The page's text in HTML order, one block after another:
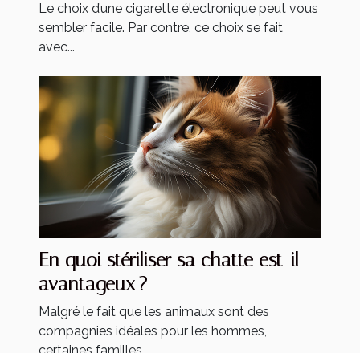
Le choix d’une cigarette électronique peut vous
sembler facile. Par contre, ce choix se fait
avec...
En quoi stériliser sa chatte est-il
avantageux ?
Malgré le fait que les animaux sont des
compagnies idéales pour les hommes,
certaines familles...